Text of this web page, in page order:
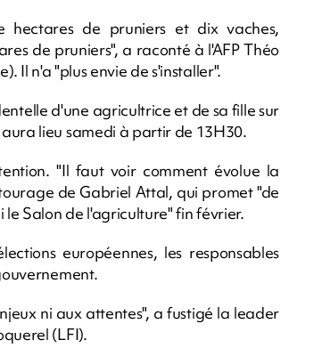
de pruniers et dix vaches,
de pruniers", a raconté à l'AFP Théo
Il n'a "plus envie de s'installer".
d'une agricultrice et de sa fille sur
lieu samedi à partir de 13H30.
"Il faut voir comment évolue la
de Gabriel Attal, qui promet "de
Salon de l'agriculture" fin février.
européennes, les responsables
ni aux attentes", a fustigé la leader
(LFI).